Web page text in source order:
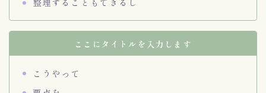
ここにタイトルを入力します
こうやって